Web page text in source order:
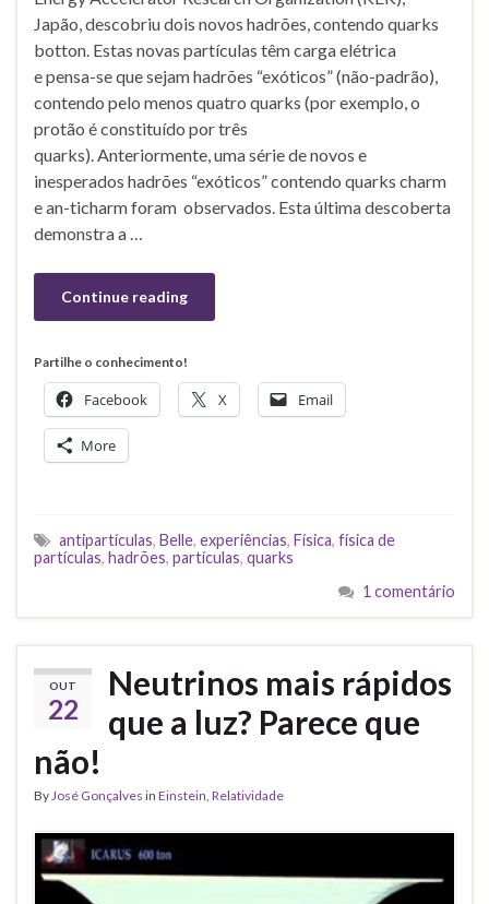
Japão, descobriu dois novos hadrões, contendo quarks
botton. Estas novas partículas têm carga elétrica
e pensa-se que sejam hadrões “exóticos” (não-padrão),
contendo pelo menos quatro quarks (por exemplo, o
protão é constituído por três
quarks). Anteriormente, uma série de novos e
inesperados hadrões “exóticos” contendo quarks charm
e an-ticharm foram observados. Esta última descoberta
demonstra a …
Continue reading
Partilhe o conhecimento!
Facebook X Email
More
antipartículas, Belle, experiências, Física, física de
partículas, hadrões, partículas, quarks
1 comentário
OUT
22
Neutrinos mais rápidos
que a luz? Parece que
não!
ByJosé Gonçalves in Einstein, Relatividade